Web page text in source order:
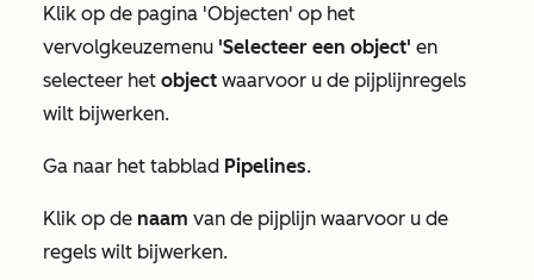
Klik op de pagina 'Objecten' op het
vervolgkeuzemenu 'Selecteer een object' en
selecteer het object waarvoor u de pijplijnregels
wilt bijwerken.
Ga naar het tabblad Pipelines.
Klik op de naam van de pijplijn waarvoor u de
regels wilt bijwerken.